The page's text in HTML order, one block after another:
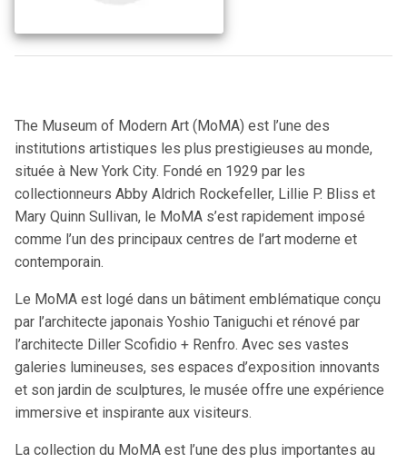
The Museum of Modern Art (MoMA) est l’une des
institutions artistiques les plus prestigieuses au monde,
située à New York City. Fondé en 1929 par les
collectionneurs Abby Aldrich Rockefeller, Lillie P. Bliss et
Mary Quinn Sullivan, le MoMA s’est rapidement imposé
comme l’un des principaux centres de l’art moderne et
contemporain.
Le MoMA est logé dans un bâtiment emblématique conçu
par l’architecte japonais Yoshio Taniguchi et rénové par
l’architecte Diller Scofidio + Renfro. Avec ses vastes
galeries lumineuses, ses espaces d’exposition innovants
et son jardin de sculptures, le musée offre une expérience
immersive et inspirante aux visiteurs.
La collection du MoMA est l’une des plus importantes au